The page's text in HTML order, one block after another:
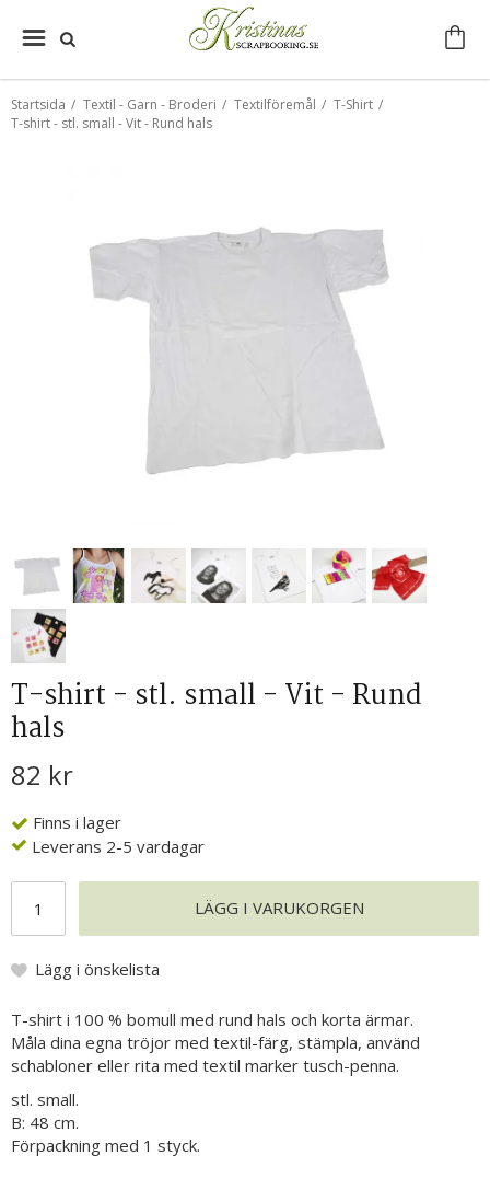
Startsida / Textil - Garn - Broderi / Textilföremål / T-Shirt /
T-shirt - stl. small - Vit - Rund hals
T-shirt - stl. small - Vit - Rund
hals
82 kr
Finns i lager
Leverans 2-5 vardagar
LÄGG I VARUKORGEN
Lägg i önskelista
T-shirt i 100 % bomull med rund hals och korta ärmar.
Måla dina egna tröjor med textil-färg, stämpla, använd
schabloner eller rita med textil marker tusch-penna.
stl. small.
B: 48 cm.
Förpackning med 1 styck.